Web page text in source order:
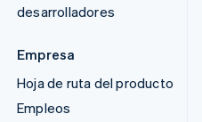
desarrolladores
Empresa
Hoja de ruta del producto
Empleos